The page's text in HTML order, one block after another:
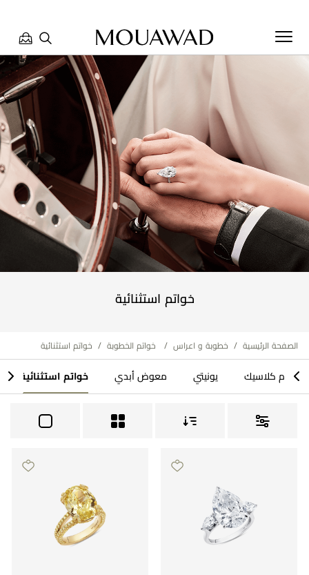
خواتم استثنائية
الصفحة الرئيسية / خطوبة و اعراس / ​ خواتم الخطوبة / خواتم استثنائية
< م كلاسيك​ يونيتي معوض أبدي خواتم استثنائية >
مرحبا بكم في معوّض. كيف يمكننا مساعدتك؟ الرجاء تحديد أحد
تواصل معنا
تحدث معنا
العثور على متجر
مراجعة طلبك